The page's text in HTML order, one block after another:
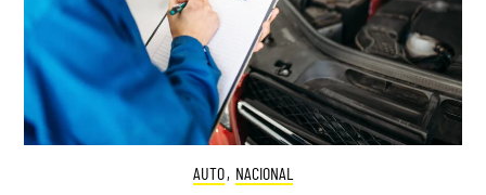
AUTO, NACIONAL